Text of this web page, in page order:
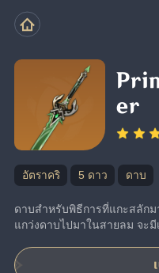
er
อัตราคริ 5 ดาว ดาบ
ดาบสำหรับพิธีการที่แกะสลัก
แกว่งดาบไปมาในสายลม จะมี